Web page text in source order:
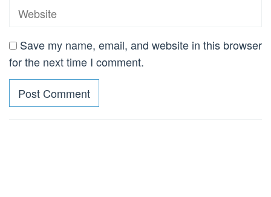
Save my name, email, and website in this browser
for the next time I comment.